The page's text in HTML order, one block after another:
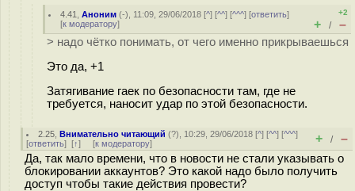
4.41 ,Аноним (-), 11:09, 29/06/2018 [^] [^^] [^^^] [ответить]
[к модератору]
+2
+ / –
> надо чётко понимать, от чего именно прикрываешься
Это да, +1
Затягивание гаек по безопасности там, где не
требуется, наносит удар по этой безопасности.
2.25 ,Внимательно читающий (?), 10:29, 29/06/2018 [^] [^^] [^^^]
[ответить] [↑] [к модератору] + / –
Да, так мало времени, что в новости не стали указывать о
блокировании аккаунтов? Это какой надо было получить
доступ чтобы такие действия провести?